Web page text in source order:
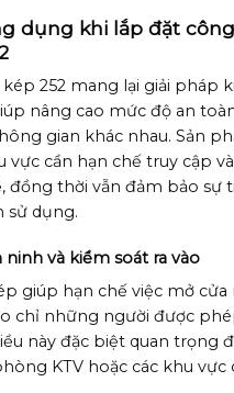
dụng khi lắp đặt
252 mang lại giải pháp
nâng cao mức độ an
gian khác nhau. Sản
vực cần hạn chế truy cập
đồng thời vẫn đảm bảo sự
sử dụng.
và kiểm soát ra vào
giúp hạn chế việc mở cửa
chỉ những người được
này đặc biệt quan trọng
KTV hoặc các khu vực